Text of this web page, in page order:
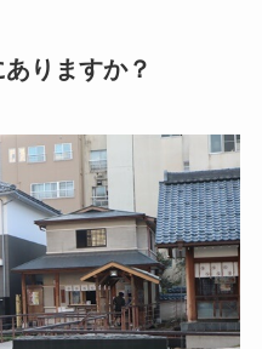
りますか？